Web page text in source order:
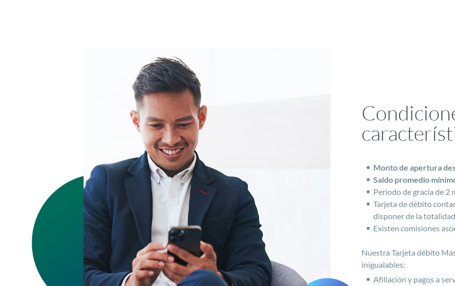
Monto de apertura
Saldo promedio
Periodo de gracia de 2
Tarjeta de débito
disponer de la
Existen comisiones
Nuestra Tarjeta débito
inigualables:
Afiliación y pagos a